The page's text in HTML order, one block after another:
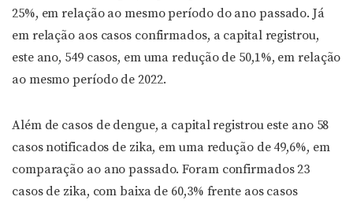
25%, em relação ao mesmo período do ano passado. Já
em relação aos casos confirmados, a capital registrou,
este ano, 549 casos, em uma redução de 50,1%, em relação
ao mesmo período de 2022.
Além de casos de dengue, a capital registrou este ano 58
casos notificados de zika, em uma redução de 49,6%, em
comparação ao ano passado. Foram confirmados 23
casos de zika, com baixa de 60,3% frente aos casos